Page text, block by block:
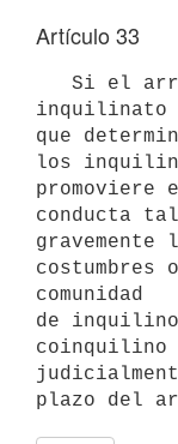
Artículo 33
inquilinato
que
los
promoviere
conducta tal
gravemente
comunidad
de
coinquilino